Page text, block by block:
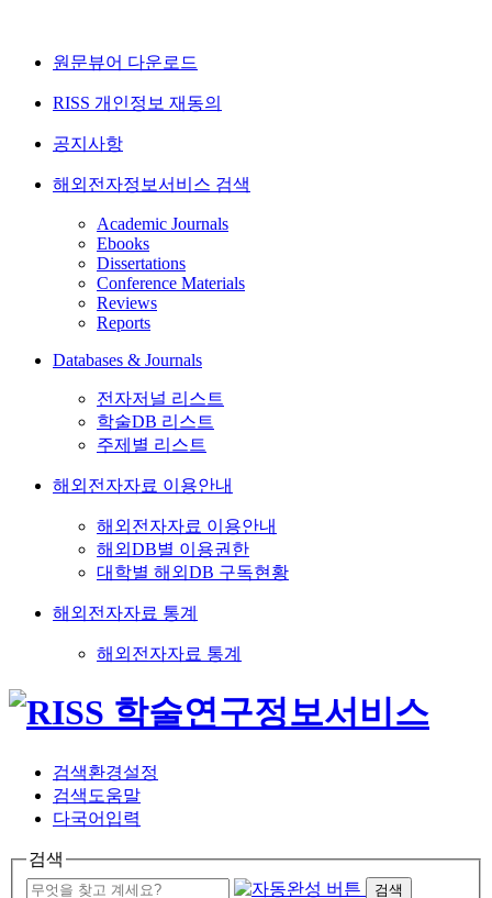
원문뷰어 다운로드
RISS 개인정보 재동의
공지사항
해외전자정보서비스 검색
Academic Journals
Ebooks
Dissertations
Conference Materials
Reviews
Reports
Databases & Journals
전자저널 리스트
학술DB 리스트
주제별 리스트
해외전자자료 이용안내
해외전자자료 이용안내
해외DB별 이용권한
대학별 해외DB 구독현황
해외전자자료 통계
해외전자자료 통계
검색환경설정
검색도움말
다국어입력
검색
검색